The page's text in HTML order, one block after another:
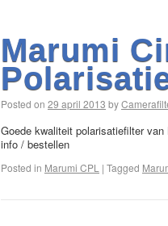
Marumi
Posted on 29 april 2013 by
Goede kwaliteit polarisatiefilter
info / bestellen
Posted in Marumi CPL | Tagged